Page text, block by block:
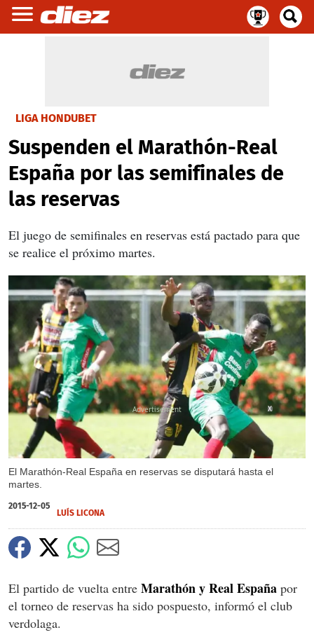
LIGA HONDUBET
Suspenden el Marathón-Real
España por las semifinales de
las reservas
El juego de semifinales en reservas está pactado para que
se realice el próximo martes.
El Marathón-Real España en reservas se disputará hasta el
martes.
X
2015-12-05
LUÍS LICONA
El partido de vuelta entre Marathón y Real España por
el torneo de reservas ha sido pospuesto, informó el club
verdolaga.